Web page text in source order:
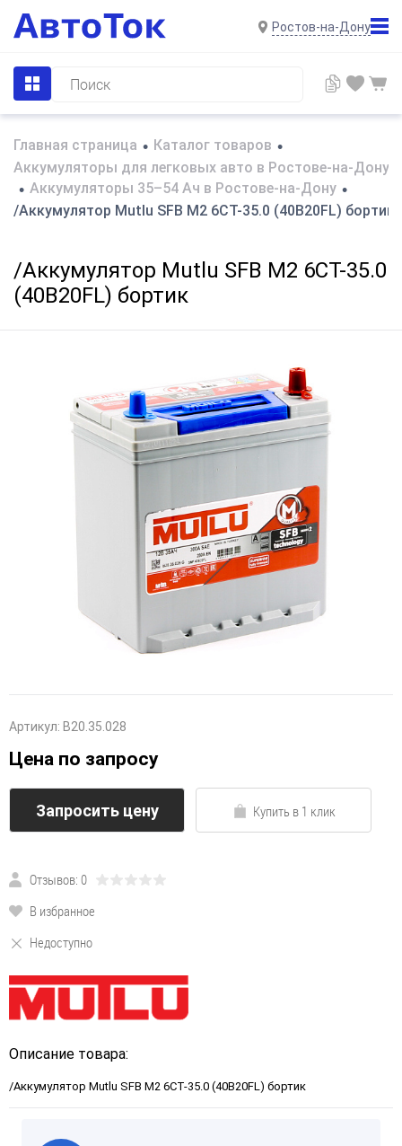
Ростов-на-Дону
Главная страница • Каталог товаров •
Аккумуляторы для легковых авто в Ростове-на-Дону
• Аккумуляторы 35–54 Ач в Ростове-на-Дону •
/Аккумулятор Mutlu SFB M2 6СТ-35.0 (40B20FL) бортик
/Аккумулятор Mutlu SFB M2 6СТ-35.0
(40B20FL) бортик
Артикул: B20.35.028
Цена по запросу
Запросить цену Купить в 1 клик
Отзывов: 0
В избранное
Недоступно
Описание товара:
/Аккумулятор Mutlu SFB M2 6СТ-35.0 (40B20FL) бортик